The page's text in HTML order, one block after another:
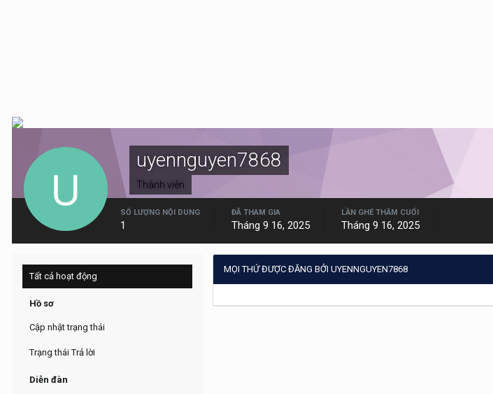
uyennguyen7868
Thành viên
SỐ LƯỢNG NỘI DUNG
1
ĐÃ THAM GIA
Tháng 9 16, 2025
LẦN GHÉ THĂM CUỐI
Tháng 9 16, 2025
Tất cả hoạt động
Hồ sơ
Cập nhật trạng thái
Trạng thái Trả lời
Diễn đàn
MỌI THỨ ĐƯỢC ĐĂNG BỞI UYENNGUYEN7868